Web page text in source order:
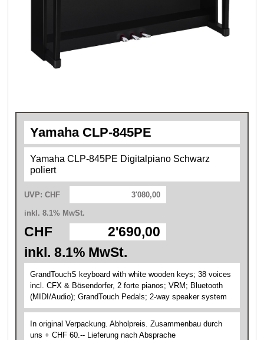
Yamaha CLP-845PE
Yamaha CLP-845PE Digitalpiano Schwarz
poliert
UVP: CHF 3'080,00
inkl. 8.1% MwSt.
CHF
2'690,00
inkl. 8.1% MwSt.
GrandTouchS keyboard with white wooden keys; 38 voices
incl. CFX & Bösendorfer, 2 forte pianos; VRM; Bluetooth
(MIDI/Audio); GrandTouch Pedals; 2-way speaker system
In original Verpackung. Abholpreis. Zusammenbau durch
uns + CHF 60.-- Lieferung nach Absprache